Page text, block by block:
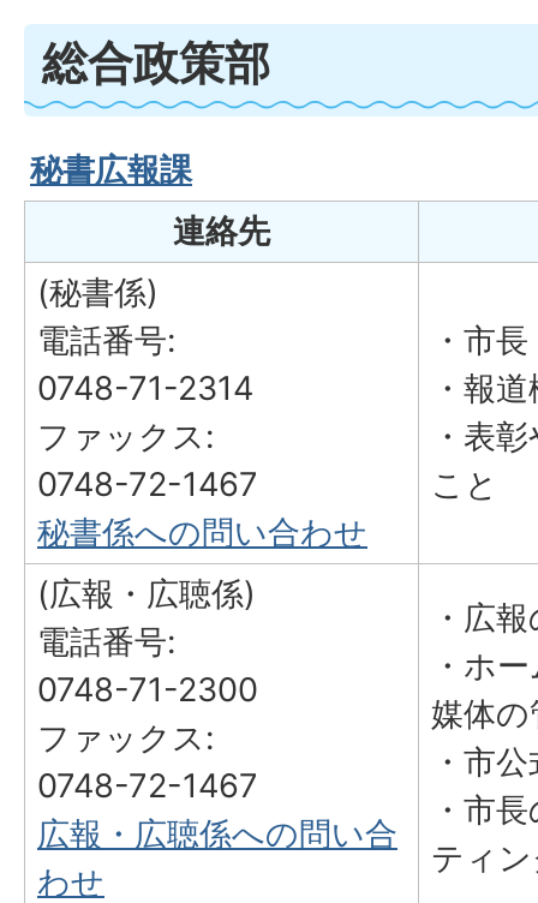
総合政策部
秘書広報課
連絡先
(秘書係)
電話番号:
0748-71-2314
ファックス:
0748-72-1467
秘書係への問い合わせ
・市
・報
・表
こと
(広報・広聴係)
電話番号:
0748-71-2300
ファックス:
0748-72-1467
広報・広聴係への問い合
わせ
・広
・ホ
媒体の
・市
・市
ティ